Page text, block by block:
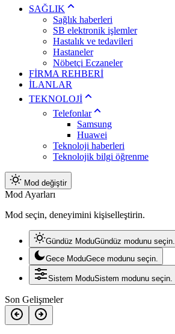
SAĞLIK
Sağlık haberleri
SB elektronik işlemler
Hastalık ve tedavileri
Hastaneler
Nöbetçi Eczaneler
FİRMA REHBERİ
İLANLAR
TEKNOLOJİ
Telefonlar
Samsung
Huawei
Teknoloji haberleri
Teknolojik bilgi öğrenme
Mod değiştir
Mod Ayarları
Mod seçin, deneyimini kişiselleştirin.
Gündüz ModuGündüz modunu seçin.
Gece ModuGece modunu seçin.
Sistem ModuSistem modunu seçin.
Son Gelişmeler